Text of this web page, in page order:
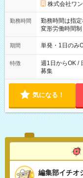
株式会社ワ
勤務時間
勤務時間は指定
変形労働時間制 想定労
～21：00
期間 単発・1日のみ
特徴
週1日からOK /
募集
気になる！
編集部イチオ